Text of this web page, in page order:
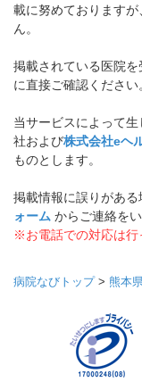
載に努めております
ん。
掲載されている医院
に直接ご確認ください
当サービスによって
社および株式会社eヘ
ものとします。
掲載情報に誤りがある
ォーム からご連絡を
※お電話での対応は行
病院なびトップ> 熊本